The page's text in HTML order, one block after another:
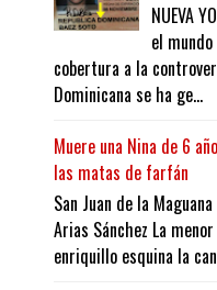
NUEVA
el
cobertura a la
Dominicana se ha ge...
Muere una Nina de 6
las matas de farfán
San Juan de la
Arias Sánchez La
enriquillo esquina la